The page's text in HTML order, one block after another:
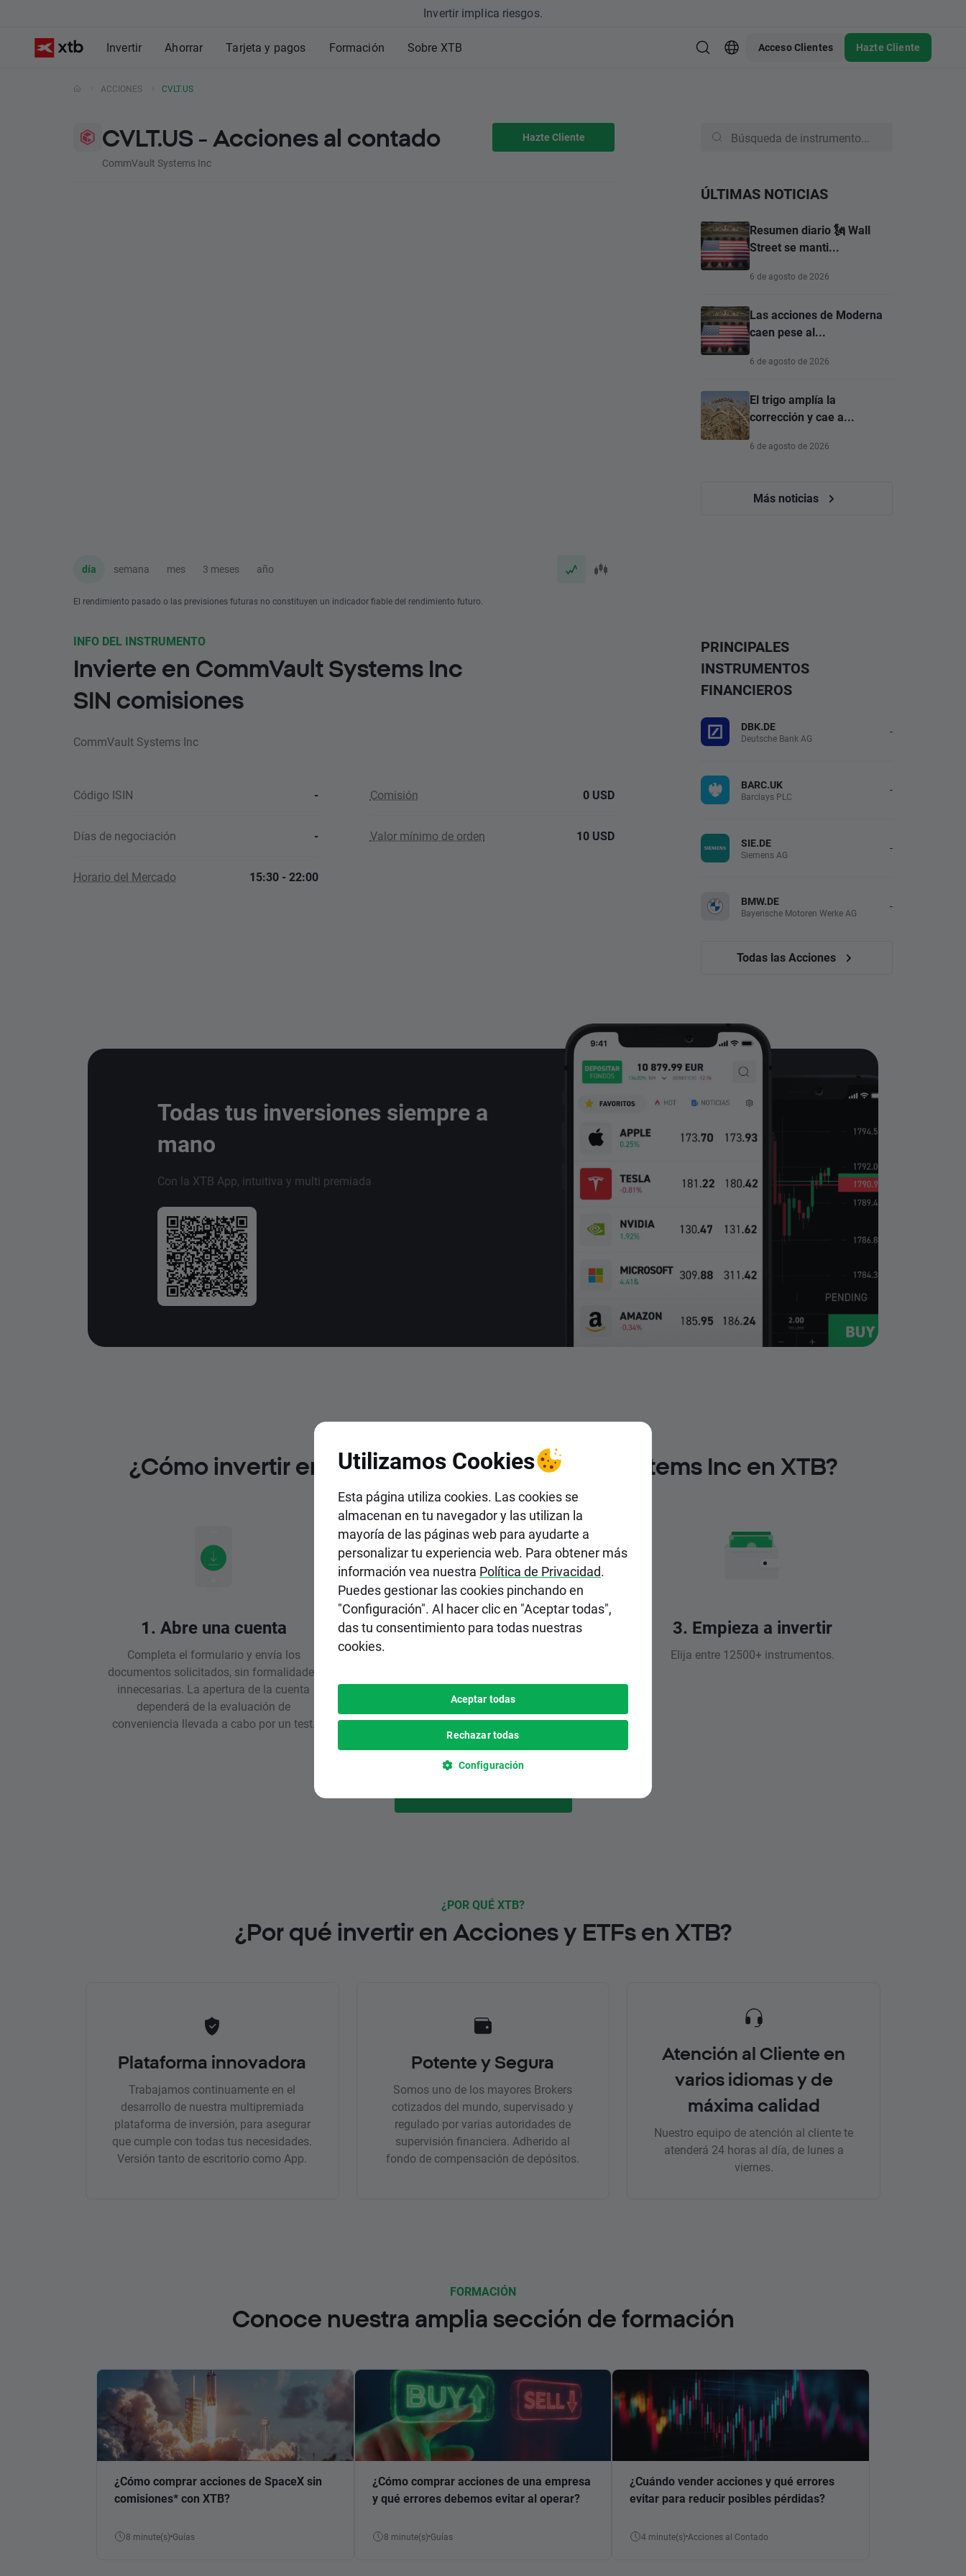
Invertir implica riesgos.
Invertir Ahorrar Tarjeta y pagos Formación Sobre XTB Acceso Clientes Hazte Cliente
ACCIONES CVLT.US
CVLT.US - Acciones al contado
CommVault Systems Inc
Hazte Cliente
día semana mes 3 meses año
El rendimiento pasado o las previsiones futuras no constituyen un indicador fiable del rendimiento futuro.
ÚLTIMAS NOTICIAS
Resumen diario 🗽 Wall
Street se manti...
6 de agosto de 2026
Las acciones de Moderna
caen pese al...
6 de agosto de 2026
El trigo amplía la
corrección y cae a...
6 de agosto de 2026
Más noticias
INFO DEL INSTRUMENTO
Invierte en CommVault Systems Inc
SIN comisiones
CommVault Systems Inc
Código ISIN - Comisión 0 USD
Días de negociación - Valor mínimo de orden 10 USD
Horario del Mercado 15:30 - 22:00
PRINCIPALES
INSTRUMENTOS
FINANCIEROS
DBK.DE
Deutsche Bank AG -
BARC.UK
Barclays PLC -
SIE.DE
Siemens AG -
BMW.DE
Bayerische Motoren Werke AG -
Todas las Acciones
Todas tus inversiones siempre a
mano
Con la XTB App, intuitiva y multi premiada
¿Cómo invertir en Acciones de CommVault Systems Inc en XTB?
1. Abre una cuenta
Completa el formulario y envía los
documentos solicitados, sin formalidades
innecesarias. La apertura de la cuenta
dependerá de la evaluación de
conveniencia llevada a cabo por un test.
2. Realiza un depósito
inlcuyendo pagos instantáneos y
gratuitos.
3. Empieza a invertir
Elija entre 12500+ instrumentos.
¿POR QUÉ XTB?
¿Por qué invertir en Acciones y ETFs en XTB?
Plataforma innovadora
Trabajamos continuamente en el
desarrollo de nuestra multipremiada
plataforma de inversión, para asegurar
que cumple con todas tus necesidades.
Versión tanto de escritorio como App.
Potente y Segura
Somos uno de los mayores Brokers
cotizados del mundo, supervisado y
regulado por varias autoridades de
supervisión financiera. Adherido al
fondo de compensación de depósitos.
Atención al Cliente en
varios idiomas y de
máxima calidad
Nuestro equipo de atención al cliente te
atenderá 24 horas al día, de lunes a
viernes.
FORMACIÓN
Conoce nuestra amplia sección de formación
¿Cómo comprar acciones de SpaceX sin
comisiones* con XTB?
8 minute(s) Guías
¿Cómo comprar acciones de una empresa
y qué errores debemos evitar al operar?
8 minute(s) Guías
¿Cuándo vender acciones y qué errores
evitar para reducir posibles pérdidas?
4 minute(s) Acciones al Contado
Utilizamos Cookies
Esta página utiliza cookies. Las cookies se
almacenan en tu navegador y las utilizan la
mayoría de las páginas web para ayudarte a
personalizar tu experiencia web. Para obtener más
información vea nuestra Política de Privacidad.
Puedes gestionar las cookies pinchando en
"Configuración". Al hacer clic en "Aceptar todas",
das tu consentimiento para todas nuestras
cookies.
Aceptar todas
Rechazar todas
Configuración